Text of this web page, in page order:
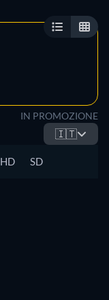
IN PROMOZIONE
🇮🇹
HD SD